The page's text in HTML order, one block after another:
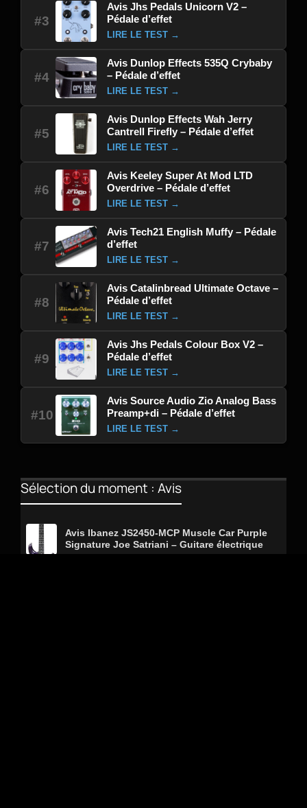
#3
Avis Jhs Pedals Unicorn V2 –
Pédale d’effet
LIRE LE TEST →
#4
Avis Dunlop Effects 535Q Crybaby
– Pédale d’effet
LIRE LE TEST →
#5
Avis Dunlop Effects Wah Jerry
Cantrell Firefly – Pédale d’effet
LIRE LE TEST →
#6
Avis Keeley Super At Mod LTD
Overdrive – Pédale d’effet
LIRE LE TEST →
#7
Avis Tech21 English Muffy – Pédale
d’effet
LIRE LE TEST →
#8
Avis Catalinbread Ultimate Octave –
Pédale d’effet
LIRE LE TEST →
#9
Avis Jhs Pedals Colour Box V2 –
Pédale d’effet
LIRE LE TEST →
#10
Avis Source Audio Zio Analog Bass
Preamp+di – Pédale d’effet
LIRE LE TEST →
Sélection du moment : Avis
Avis Ibanez JS2450-MCP Muscle Car Purple
Signature Joe Satriani – Guitare électrique